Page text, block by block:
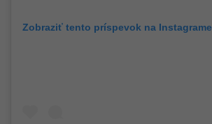
Zobraziť tento príspevok na Instagrame